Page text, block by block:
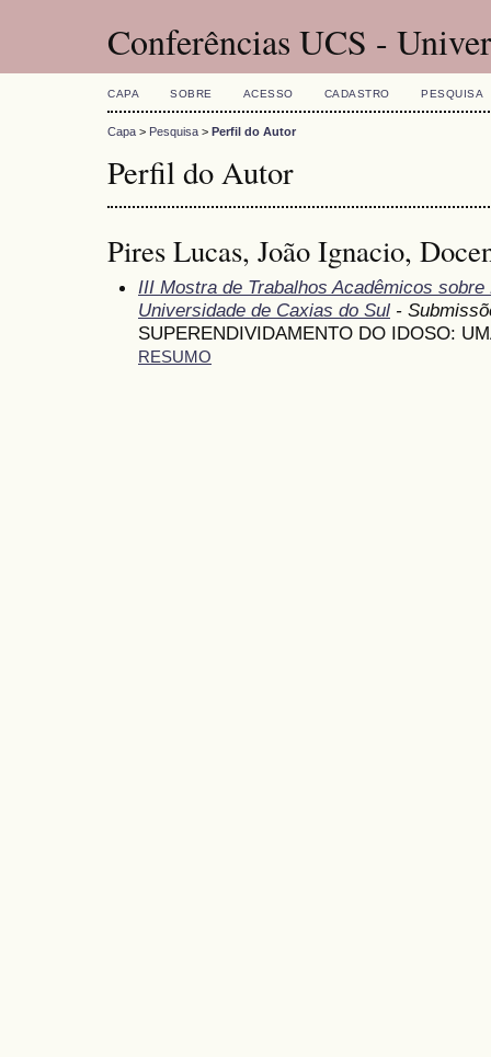
Conferências UCS -
CAPA SOBRE ACESSO CADASTRO PESQUISA
Capa > Pesquisa > Perfil do Autor
Perfil do Autor
Pires Lucas, João Ignacio,
III Mostra de Trabalhos Acadêmicos
Universidade de Caxias do Sul -
SUPERENDIVIDAMENTO DO IDOSO:
RESUMO